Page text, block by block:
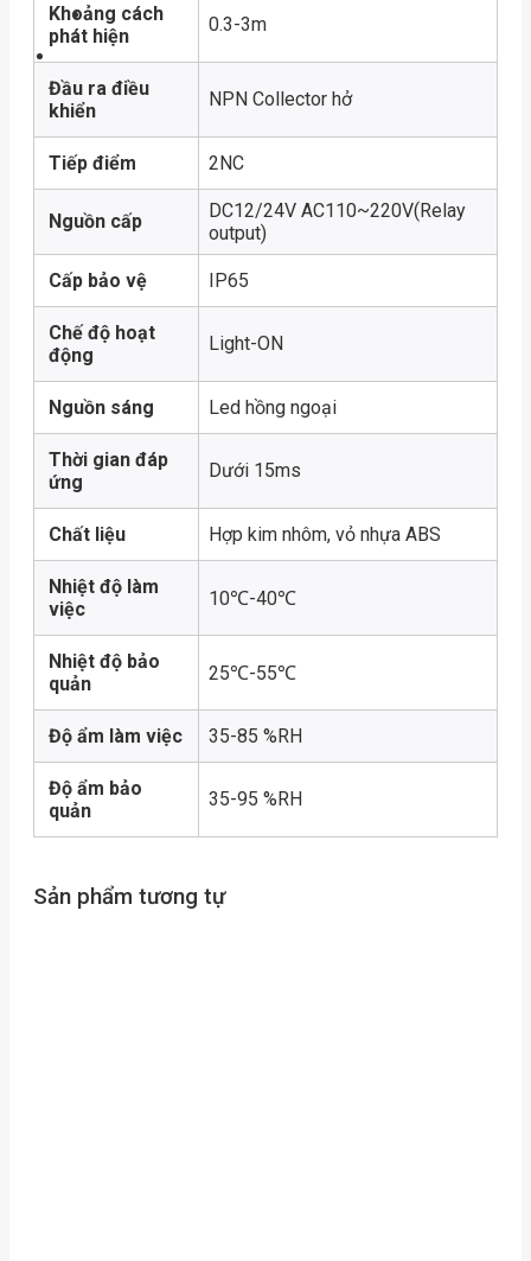
Khoảng cách
phát hiện
0.3-3m
Đầu ra điều
khiển
NPN Collector hở
Tiếp điểm 2NC
Nguồn cấp
DC12/24V AC110~220V(Relay
output)
Cấp bảo vệ IP65
Chế độ hoạt
động
Light-ON
Nguồn sáng Led hồng ngoại
Thời gian đáp
ứng
Dưới 15ms
Chất liệu Hợp kim nhôm, vỏ nhựa ABS
Nhiệt độ làm
việc
10℃-40℃
Nhiệt độ bảo
quản
25℃-55℃
Độ ẩm làm việc 35-85 %RH
Độ ẩm bảo
quản
35-95 %RH
Sản phẩm tương tự